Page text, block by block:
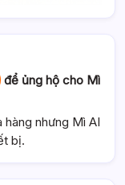
để ủng hộ cho Mì
hàng nhưng Mì AI
bị.